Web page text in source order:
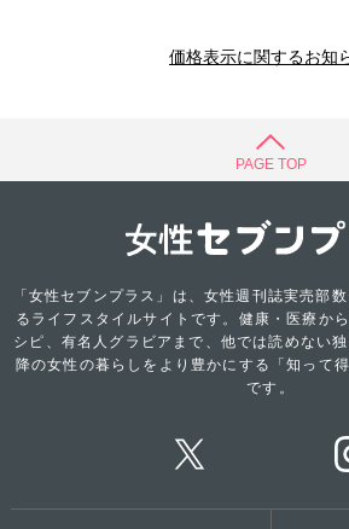
価格表示に関するお知
PAGE TOP
「女性セブンプラス」は、女性週刊誌実売部
るライフスタイルサイトです。健康・医療か
シピ、有名人グラビアまで、他では読めない
降の女性の暮らしをより豊かにする「知って
です。